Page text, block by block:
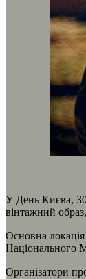
У День Києва, 30
вінтажний
Основна
Національного
Організатори